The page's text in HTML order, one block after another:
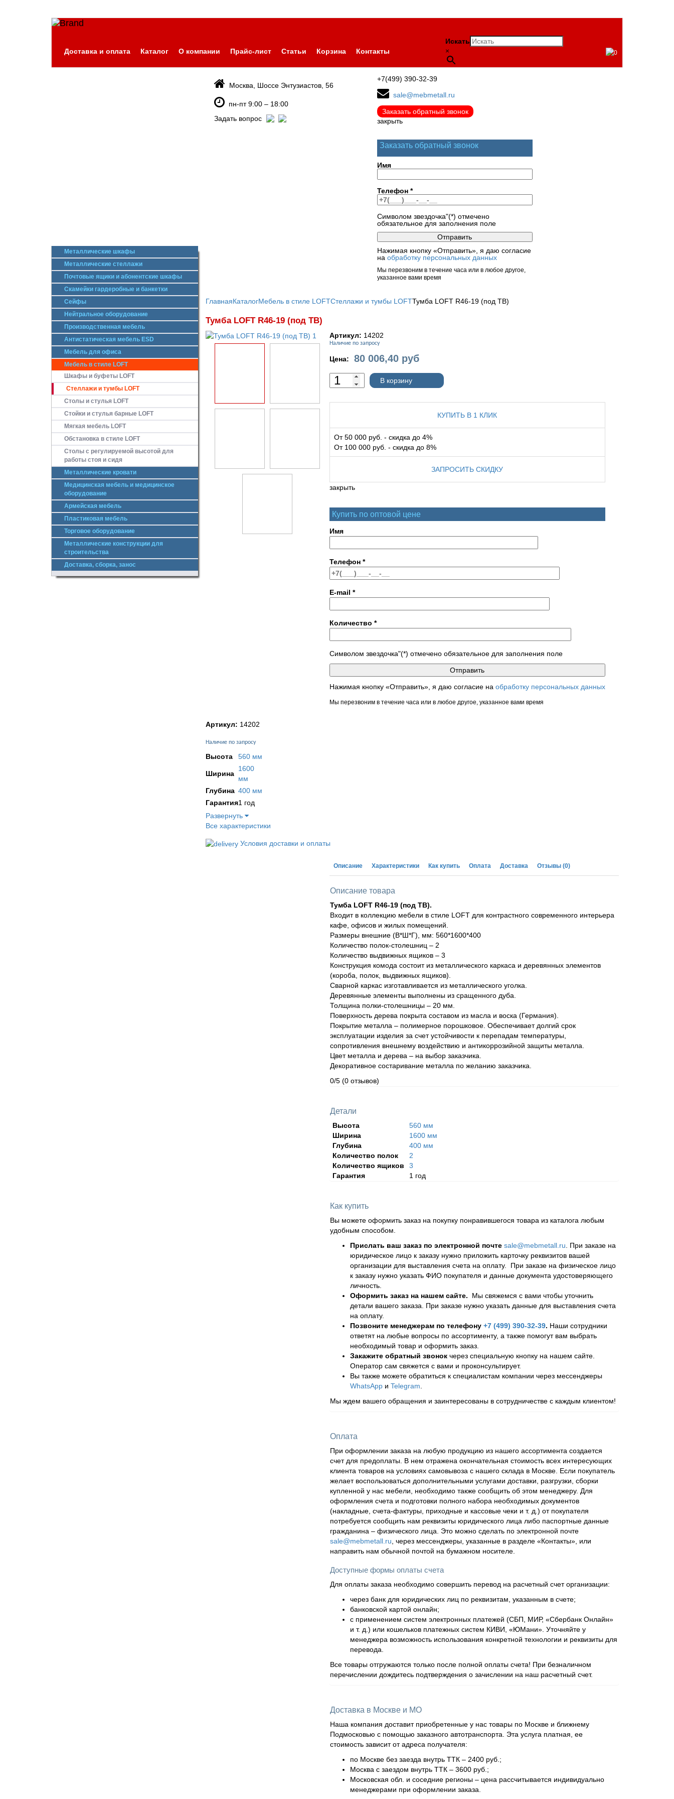
Доставка и оплата Каталог О компании Прайс-лист Статьи Корзина Контакты
Искать
×
0
Москва, Шоссе Энтузиастов, 56
пн-пт 9:00 – 18:00
Задать вопрос
+7(499) 390-32-39
sale@mebmetall.ru
Заказать обратный звонок
закрыть
Заказать обратный звонок
Имя
Телефон *
Символом звездочка"(*) отмечено
обязательное для заполнения поле
Нажимая кнопку «Отправить», я даю согласие
на обработку персональных данных
Мы перезвоним в течение часа или в любое другое,
указанное вами время
Металлические шкафы
Металлические стеллажи
Почтовые ящики и абонентские шкафы
Скамейки гардеробные и банкетки
Сейфы
Нейтральное оборудование
Производственная мебель
Антистатическая мебель ESD
Мебель для офиса
Мебель в стиле LOFT
Шкафы и буфеты LOFT
Стеллажи и тумбы LOFT
Столы и стулья LOFT
Стойки и стулья барные LOFT
Мягкая мебель LOFT
Обстановка в стиле LOFT
Столы с регулируемой высотой для
работы стоя и сидя
Металлические кровати
Медицинская мебель и медицинское
оборудование
Армейская мебель
Пластиковая мебель
Торговое оборудование
Металлические конструкции для
строительства
Доставка, сборка, занос
ГлавнаяКаталогМебель в стиле LOFTСтеллажи и тумбы LOFTТумба LOFT R46-19 (под ТВ)
Тумба LOFT R46-19 (под ТВ)
Артикул: 14202
Наличие по запросу
Цена: 80 006,40 руб
В корзину
КУПИТЬ В 1 КЛИК
От 50 000 руб. - скидка до 4%
От 100 000 руб. - скидка до 8%
ЗАПРОСИТЬ СКИДКУ
закрыть
Купить по оптовой цене
Имя
Телефон *
E-mail *
Количество *
Символом звездочка"(*) отмечено обязательное для заполнения поле
Нажимая кнопку «Отправить», я даю согласие на обработку персональных данных
Мы перезвоним в течение часа или в любое другое, указанное вами время
Артикул: 14202
Наличие по запросу
Высота 560 мм
Ширина
1600
мм
Глубина 400 мм
Гарантия1 год
Развернуть
Все характеристики
Условия доставки и оплаты
Описание Характеристики Как купить Оплата Доставка Отзывы(0)
Описание товара
Тумба LOFT R46-19 (под ТВ).
Входит в коллекцию мебели в стиле LOFT для контрастного современного интерьера
кафе, офисов и жилых помещений.
Размеры внешние (В*Ш*Г), мм: 560*1600*400
Количество полок-столешниц – 2
Количество выдвижных ящиков – 3
Конструкция комода состоит из металлического каркаса и деревянных элементов
(короба, полок, выдвижных ящиков).
Сварной каркас изготавливается из металлического уголка.
Деревянные элементы выполнены из сращенного дуба.
Толщина полки-столешницы – 20 мм.
Поверхность дерева покрыта составом из масла и воска (Германия).
Покрытие металла – полимерное порошковое. Обеспечивает долгий срок
эксплуатации изделия за счет устойчивости к перепадам температуры,
сопротивления внешнему воздействию и антикоррозийной защиты металла.
Цвет металла и дерева – на выбор заказчика.
Декоративное состаривание металла по желанию заказчика.
0/5 (0 отзывов)
Детали
Высота
560 мм
Ширина
1600 мм
Глубина
400 мм
Количество полок
2
Количество ящиков
3
Гарантия
1 год
Как купить
Вы можете оформить заказ на покупку понравившегося товара из каталога любым
удобным способом.
Прислать ваш заказ по электронной почте sale@mebmetall.ru. При заказе на
юридическое лицо к заказу нужно приложить карточку реквизитов вашей
организации для выставления счета на оплату. При заказе на физическое лицо
к заказу нужно указать ФИО покупателя и данные документа удостоверяющего
личность.
Оформить заказ на нашем сайте. Мы свяжемся с вами чтобы уточнить
детали вашего заказа. При заказе нужно указать данные для выставления счета
на оплату.
Позвоните менеджерам по телефону +7 (499) 390-32-39. Наши сотрудники
ответят на любые вопросы по ассортименту, а также помогут вам выбрать
необходимый товар и оформить заказ.
Закажите обратный звонокчерез специальную кнопку на нашем сайте.
Оператор сам свяжется с вами и проконсультирует.
Вы также можете обратиться к специалистам компании через мессенджеры
WhatsAppи Telegram.
Мы ждем вашего обращения и заинтересованы в сотрудничестве с каждым клиентом!
Оплата
При оформлении заказа на любую продукцию из нашего ассортимента создается
счет для предоплаты. В нем отражена окончательная стоимость всех интересующих
клиента товаров на условиях самовывоза с нашего склада в Москве. Если покупатель
желает воспользоваться дополнительными услугами доставки, разгрузки, сборки
купленной у нас мебели, необходимо также сообщить об этом менеджеру. Для
оформления счета и подготовки полного набора необходимых документов
(накладные, счета-фактуры, приходные и кассовые чеки и т. д.) от покупателя
потребуется сообщить нам реквизиты юридического лица либо паспортные данные
гражданина – физического лица. Это можно сделать по электронной почте
sale@mebmetall.ru, через мессенджеры, указанные в разделе «Контакты», или
направить нам обычной почтой на бумажном носителе.
Доступные формы оплаты счета
Для оплаты заказа необходимо совершить перевод на расчетный счет организации:
через банк для юридических лиц по реквизитам, указанным в счете;
банковской картой онлайн;
с применением систем электронных платежей (СБП, МИР, «Сбербанк Онлайн»
и т. д.) или кошельков платежных систем КИВИ, «ЮМани». Уточняйте у
менеджера возможность использования конкретной технологии и реквизиты для
перевода.
Все товары отгружаются только после полной оплаты счета! При безналичном
перечислении дождитесь подтверждения о зачислении на наш расчетный счет.
Доставка в Москве и МО
Наша компания доставит приобретенные у нас товары по Москве и ближнему
Подмосковью с помощью заказного автотранспорта. Эта услуга платная, ее
стоимость зависит от адреса получателя:
по Москве без заезда внутрь ТТК – 2400 руб.;
Москва с заездом внутрь ТТК – 3600 руб.;
Московская обл. и соседние регионы – цена рассчитывается индивидуально
менеджерами при оформлении заказа.